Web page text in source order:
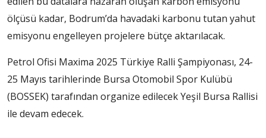
ölçüsü kadar, Bodrum’da havadaki karbonu tutan yahut
emisyonu engelleyen projelere bütçe aktarılacak.
Petrol Ofisi Maxima 2025 Türkiye Ralli Şampiyonası, 24-
25 Mayıs tarihlerinde Bursa Otomobil Spor Kulübü
(BOSSEK) tarafından organize edilecek Yeşil Bursa Rallisi
ile devam edecek.